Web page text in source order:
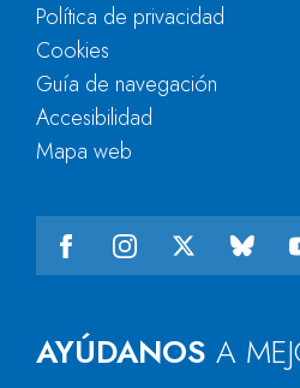
AYÚDANOS A
Política de privacidad
Cookies
Guía de navegación
Accesibilidad
Mapa web